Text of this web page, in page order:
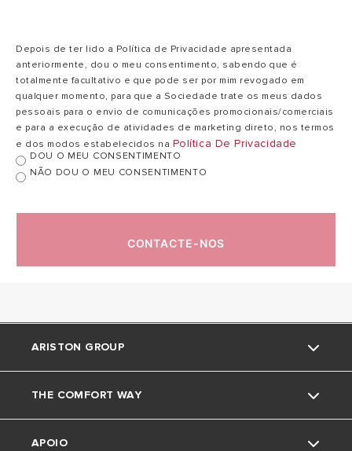
Tempo aquec. (
T=45ºC)
4,07
h:min
5,3 h:min
Temp. máx.
exercício
75
ºC
75 ºC
exercício
bar
8 bar
47
Índice proteção
Depois de ter lido a Política de Privacidade apresentada
anteriormente, dou o meu consentimento, sabendo que é
totalmente facultativo e que pode ser por mim revogado em
qualquer momento, para que a Sociedade trate os meus dados
pessoais para o envio de comunicações promocionais/comerciais
e para a execução de atividades de marketing direto, nos termos
e dos modos estabelecidos na Política De Privacidade
DOU O MEU CONSENTIMENTO
NÃO DOU O MEU CONSENTIMENTO
CONTACTE-NOS
ARISTON GROUP
Marca Ariston
O grupo
THE COMFORT WAY
APOIO